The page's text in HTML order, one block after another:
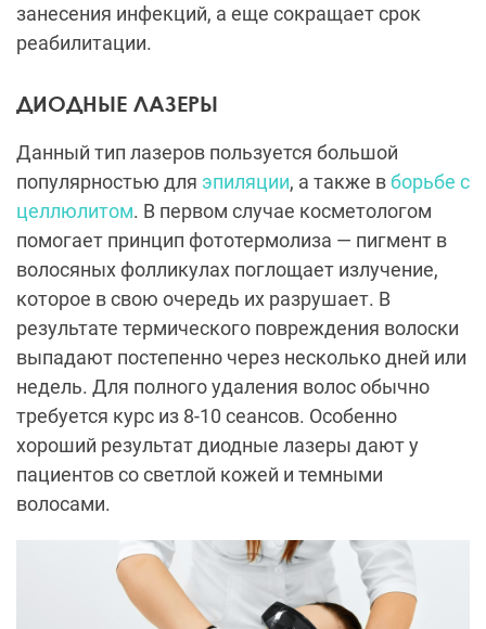
занесения инфекций, а еще сокращает срок
реабилитации.
ДИОДНЫЕ ЛАЗЕРЫ
Данный тип лазеров пользуется большой
популярностью для эпиляции, а также вборьбе с
целлюлитом. В первом случае косметологом
помогает принцип фототермолиза — пигмент в
волосяных фолликулах поглощает излучение,
которое в свою очередь их разрушает. В
результате термического повреждения волоски
выпадают постепенно через несколько дней или
недель. Для полного удаления волос обычно
требуется курс из 8-10 сеансов. Особенно
хороший результат диодные лазеры дают у
пациентов со светлой кожей и темными
волосами.